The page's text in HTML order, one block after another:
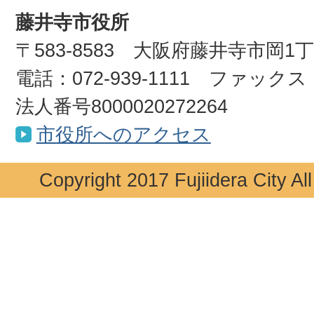
藤井寺市役所
〒583-8583 大阪府藤井寺市岡1
電話：072-939-1111 ファックス
法人番号8000020272264
市役所へのアクセス
Copyright 2017 Fujiidera City